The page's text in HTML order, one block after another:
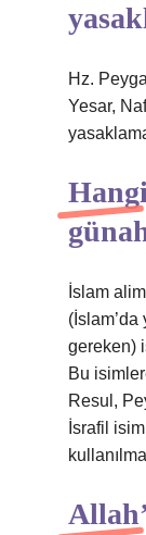
Hz.
Yesar,
İslam
(İslam’da
gereken)
Bu
Resul,
İsrafil